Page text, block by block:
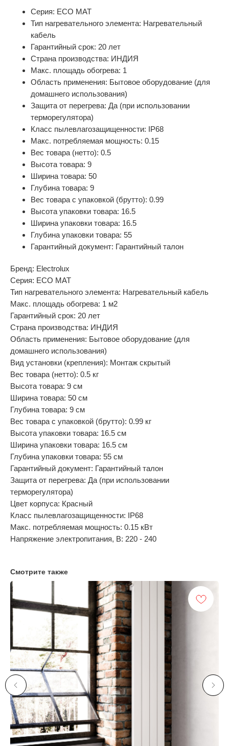
Серия: ECO MAT
Тип нагревательного элемента: Нагревательный
кабель
Гарантийный срок: 20 лет
Страна производства: ИНДИЯ
Макс. площадь обогрева: 1
Область применения: Бытовое оборудование (для
домашнего использования)
Защита от перегрева: Да (при использовании
терморегулятора)
Класс пылевлагозащищенности: IP68
Макс. потребляемая мощность: 0.15
Вес товара (нетто): 0.5
Высота товара: 9
Ширина товара: 50
Глубина товара: 9
Вес товара с упаковкой (брутто): 0.99
Высота упаковки товара: 16.5
Ширина упаковки товара: 16.5
Глубина упаковки товара: 55
Гарантийный документ: Гарантийный талон
Бренд: Electrolux
Серия: ECO MAT
Тип нагревательного элемента: Нагревательный кабель
Макс. площадь обогрева: 1 м2
Гарантийный срок: 20 лет
Страна производства: ИНДИЯ
Область применения: Бытовое оборудование (для
домашнего использования)
Вид установки (крепления): Монтаж скрытый
Вес товара (нетто): 0.5 кг
Высота товара: 9 см
Ширина товара: 50 см
Глубина товара: 9 см
Вес товара с упаковкой (брутто): 0.99 кг
Высота упаковки товара: 16.5 см
Ширина упаковки товара: 16.5 см
Глубина упаковки товара: 55 см
Гарантийный документ: Гарантийный талон
Защита от перегрева: Да (при использовании
терморегулятора)
Цвет корпуса: Красный
Класс пылевлагозащищенности: IP68
Макс. потребляемая мощность: 0.15 кВт
Напряжение электропитания, В: 220 - 240
Смотрите также